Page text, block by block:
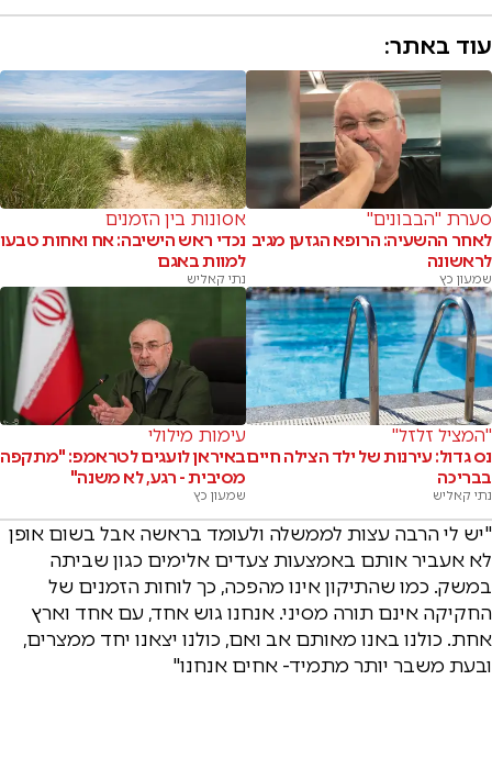
עוד באתר:
סערת "הבבונים"
לאחר ההשעיה: הרופא הגזען מגיב
לראשונה
שמעון כץ
אסונות בין הזמנים
נכדי ראש הישיבה: אח ואחות טבעו
למוות באגם
נתי קאליש
"המציל זלזל"
נס גדול: עירנות של ילד הצילה חיים
בבריכה
נתי קאליש
עימות מילולי
באיראן לועגים לטראמפ: "מתקפה
מסיבית - רגע, לא משנה"
שמעון כץ
"יש לי הרבה עצות לממשלה ולעומד בראשה אבל בשום אופן
לא אעביר אותם באמצעות צעדים אלימים כגון שביתה
במשק. כמו שהתיקון אינו מהפכה, כך לוחות הזמנים של
החקיקה אינם תורה מסיני. אנחנו גוש אחד, עם אחד וארץ
אחת. כולנו באנו מאותם אב ואם, כולנו יצאנו יחד ממצרים,
ובעת משבר יותר מתמיד- אחים אנחנו"